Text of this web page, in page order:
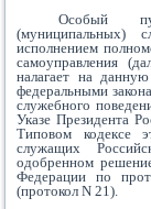
Особый
(муниципальных)
исполнением
самоуправления
налагает на
федеральными
служебного
Указе Президента
Типовом кодексе
служащих
одобренном
Федерации по
(протокол N 21).